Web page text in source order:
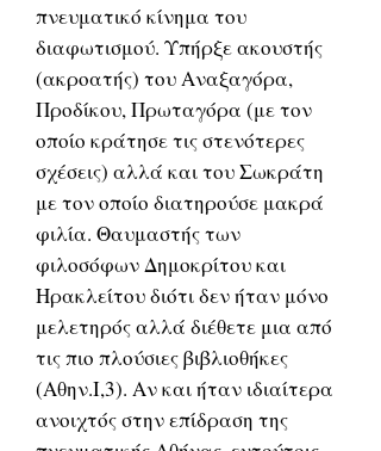
πνευματικό κίνημα του
διαφωτισμού. Υπήρξε ακουστής
(ακροατής) του Αναξαγόρα,
Προδίκου, Πρωταγόρα (με τον
οποίο κράτησε τις στενότερες
σχέσεις) αλλά και του Σωκράτη
με τον οποίο διατηρούσε μακρά
φιλία. Θαυμαστής των
φιλοσόφων Δημοκρίτου και
Ηρακλείτου διότι δεν ήταν μόνο
μελετηρός αλλά διέθετε μια από
τις πιο πλούσιες βιβλιοθήκες
(Αθην.Ι,3). Αν και ήταν ιδιαίτερα
ανοιχτός στην επίδραση της